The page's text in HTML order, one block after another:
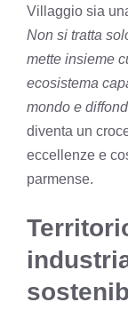
Villaggio sia
Non si tratta
mette insieme
ecosistema
mondo e
diventa un
eccellenze e
parmense.